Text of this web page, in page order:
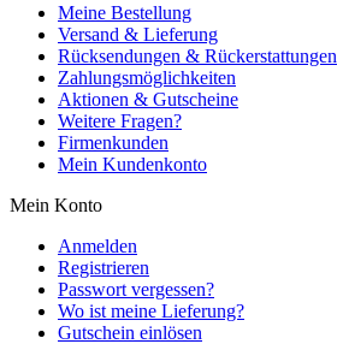
Meine Bestellung
Versand & Lieferung
Rücksendungen & Rückerstattungen
Zahlungsmöglichkeiten
Aktionen & Gutscheine
Weitere Fragen?
Firmenkunden
Mein Kundenkonto
Mein Konto
Anmelden
Registrieren
Passwort vergessen?
Wo ist meine Lieferung?
Gutschein einlösen